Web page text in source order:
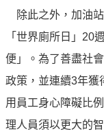
深
耕
懷
續
供
除此之外，加油
「世界廁所日」20
便」。為了善盡社
政策，並連續3年獲
用員工身心障礙比
理人員須以更大的